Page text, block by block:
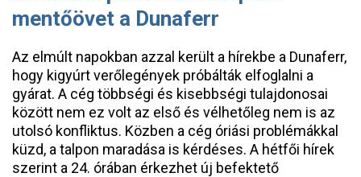
mentőövet a Dunaferr
Az elmúlt napokban azzal került a hírekbe a Dunaferr,
hogy kigyúrt verőlegények próbálták elfoglalni a
gyárat. A cég többségi és kisebbségi tulajdonosai
között nem ez volt az első és vélhetőleg nem is az
utolsó konfliktus. Közben a cég óriási problémákkal
küzd, a talpon maradása is kérdéses. A hétfői hírek
szerint a 24. órában érkezhet új befektető